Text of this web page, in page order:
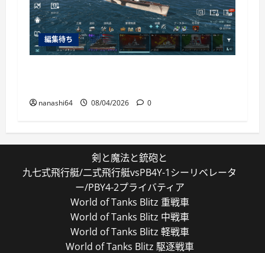
編集待ち
nanashi64 08/04/2026 0
剣と魔法と銃砲と
九七式飛行艇/二式飛行艇vsPB4Y-1シーリベレータ
ー/PBY4-2プライバティア
World of Tanks Blitz 重戦車
World of Tanks Blitz 中戦車
World of Tanks Blitz 軽戦車
World of Tanks Blitz 駆逐戦車